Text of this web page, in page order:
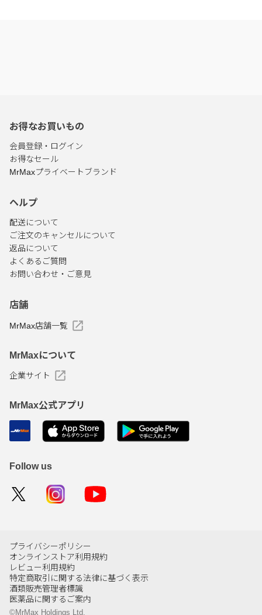
お得なお買いもの
会員登録・ログイン
お得なセール
MrMaxプライベートブランド
ヘルプ
配送について
ご注文のキャンセルについて
返品について
よくあるご質問
お問い合わせ・ご意見
店舗
MrMax店舗一覧
MrMaxについて
企業サイト
MrMax公式アプリ
Follow us
プライバシーポリシー
オンラインストア利用規約
レビュー利用規約
特定商取引に関する法律に基づく表示
酒類販売管理者標識
医薬品に関するご案内
©MrMax Holdings Ltd.